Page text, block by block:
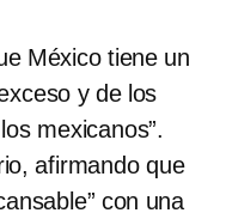
México tiene un
y de los
mexicanos”.
afirmando que
con una